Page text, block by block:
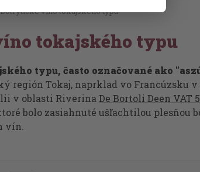
víno tokajského typu
tokajského typu
typu, často označované ako
región Tokaj, naprklad vo Francúzsku v
v oblasti Riverina De Bortoli Deen
bolo zasiahnuté ušľachtilou
vín.